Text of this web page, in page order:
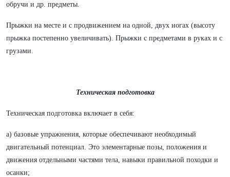
обручи и др. предметы.
Прыжки на месте и с продвижением на одной, двух ногах (высоту
прыжка постепенно увеличивать). Прыжки с предметами в руках и с
грузами.
Техническая подготовка
Техническая подготовка включает в себя:
а) базовые упражнения, которые обеспечивают необходимый
двигательный потенциал. Это элементарные позы, положения и
движения отдельными частями тела, навыки правильной походки и
осанки;